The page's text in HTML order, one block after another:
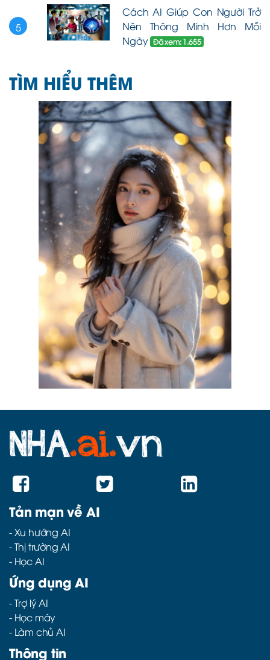
5
Cách AI Giúp Con Người Trở
Nên Thông Minh Hơn Mỗi
Ngày Đã xem: 1.655
TÌM HIỂU THÊM
Tản mạn về AI
-Xu hướng AI
-Thị trường AI
- Học AI
Ứng dụng AI
-Trợ lý AI
- Học máy
- Làm chủ AI
Thông tin